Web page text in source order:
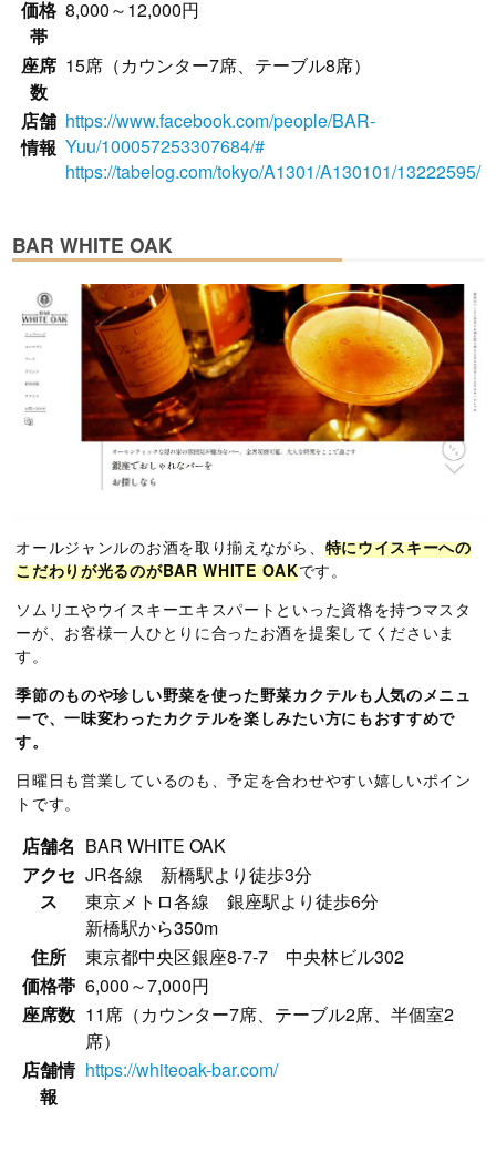
価格
帯
8,000～12,000円
座席
数
15席（カウンター7席、テーブル8席）
店舗
情報
https://www.facebook.com/people/BAR-
Yuu/100057253307684/#
https://tabelog.com/tokyo/A1301/A130101/13222595/
BAR WHITE OAK
オールジャンルのお酒を取り揃えながら、 特にウイスキーへの
こだわりが光るのがBAR WHITE OAKです。
ソムリエやウイスキーエキスパートといった資格を持つマスタ
ーが、お客様一人ひとりに合ったお酒を提案してくださいま
す。
季節のものや珍しい野菜を使った野菜カクテルも人気のメニュ
ーで、一味変わったカクテルを楽しみたい方にもおすすめで
す。
日曜日も営業しているのも、予定を合わせやすい嬉しいポイン
トです。
店舗名 BAR WHITE OAK
アクセ
ス
JR各線 新橋駅より徒歩3分
東京メトロ各線 銀座駅より徒歩6分
新橋駅から350m
住所
東京都中央区銀座8-7-7 中央林ビル302
価格帯 6,000～7,000円
座席数 11席（カウンター7席、テーブル2席、半個室2
席）
店舗情
報
https://whiteoak-bar.com/